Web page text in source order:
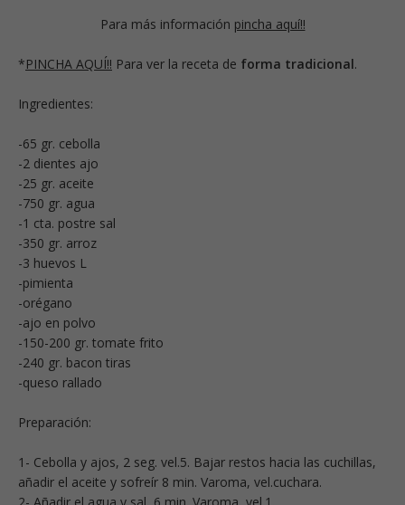
Para más información pincha aquí!!
*PINCHA AQUÍ!! Para ver la receta de forma tradicional.
Ingredientes:
-65 gr. cebolla
-2 dientes ajo
-25 gr. aceite
-750 gr. agua
-1 cta. postre sal
-350 gr. arroz
-3 huevos L
-pimienta
-orégano
-ajo en polvo
-150-200 gr. tomate frito
-240 gr. bacon tiras
-queso rallado
Preparación:
1- Cebolla y ajos, 2 seg. vel.5. Bajar restos hacia las cuchillas,
añadir el aceite y sofreír 8 min. Varoma, vel.cuchara.
2- Añadir el agua y sal, 6 min. Varoma, vel.1.